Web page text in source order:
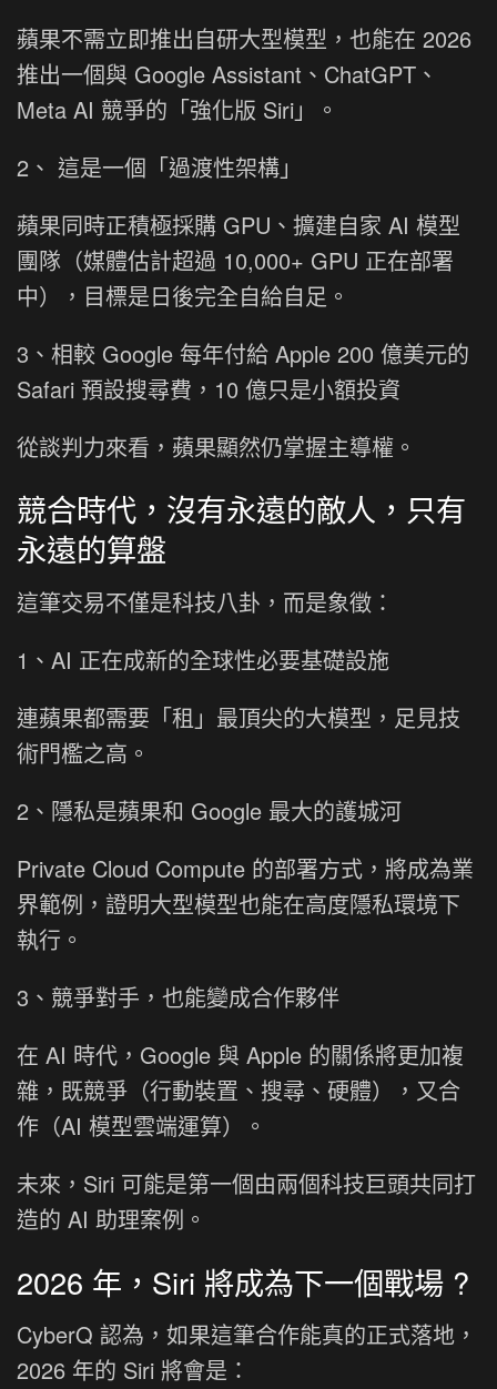
蘋果不需立即推出自研大型模型，也能在 2026
推出一個與 Google Assistant、ChatGPT、
Meta AI 競爭的「強化版 Siri」。
2、 這是一個「過渡性架構」
蘋果同時正積極採購 GPU、擴建自家 AI 模型
團隊（媒體估計超過 10,000+ GPU 正在部署
中），目標是日後完全自給自足。
3、相較 Google 每年付給 Apple 200 億美元的
Safari 預設搜尋費，10 億只是小額投資
從談判力來看，蘋果顯然仍掌握主導權。
競合時代，沒有永遠的敵人，只有
永遠的算盤
這筆交易不僅是科技八卦，而是象徵：
1、AI 正在成新的全球性必要基礎設施
連蘋果都需要「租」最頂尖的大模型，足見技
術門檻之高。
2、隱私是蘋果和 Google 最大的護城河
Private Cloud Compute 的部署方式，將成為業
界範例，證明大型模型也能在高度隱私環境下
執行。
3、競爭對手，也能變成合作夥伴
在 AI 時代，Google 與 Apple 的關係將更加複
雜，既競爭（行動裝置、搜尋、硬體），又合
作（AI 模型雲端運算）。
未來，Siri 可能是第一個由兩個科技巨頭共同打
造的 AI 助理案例。
2026 年，Siri 將成為下一個戰場 ?
CyberQ 認為，如果這筆合作能真的正式落地，
2026 年的 Siri 將會是：